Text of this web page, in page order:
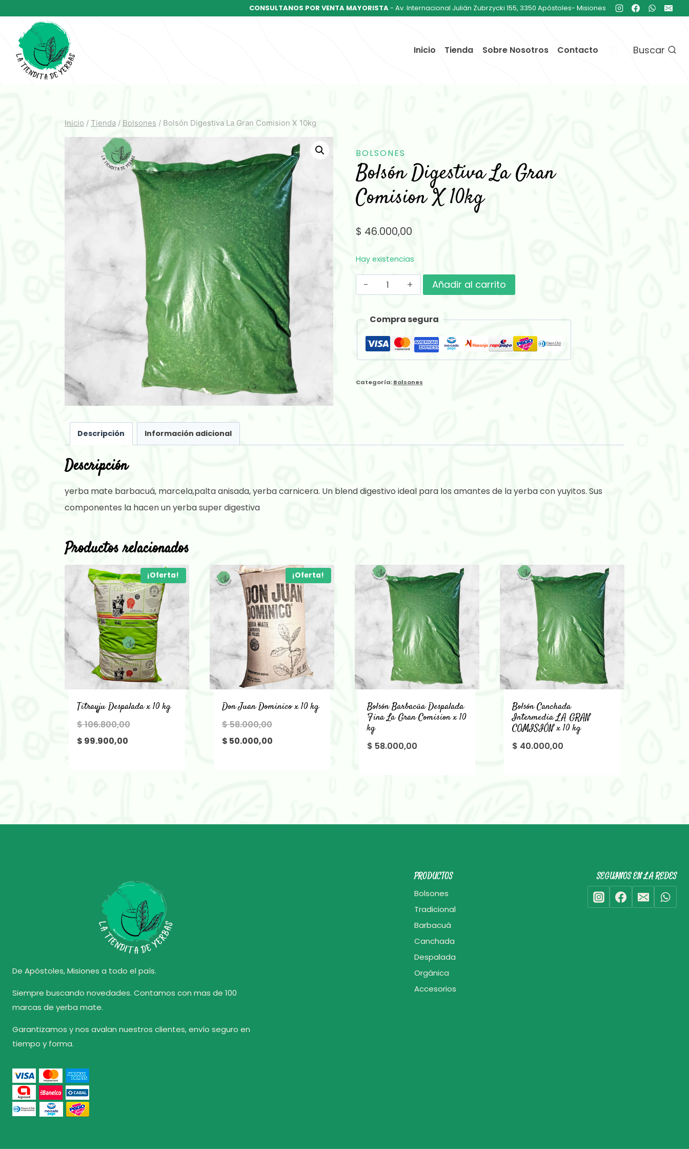
contenido
CONSULTANOS POR VENTA MAYORISTA- Av. Internacional Julián Zubrzycki 155, 3350 Apóstoles- Misiones
Inicio Tienda Sobre Nosotros Contacto Buscar
Inicio / Tienda / Bolsones / Bolsón Digestiva La Gran Comision X 10kg
BOLSONES
Bolsón Digestiva La Gran
Comision X 10kg
$ 46.000,00
Hay existencias
Bolsón
Digestiva
La
Comision
10kg
Añadir al carrito
Compra segura
Categoría:Bolsones
Descripción Información adicional
Descripción
yerba mate barbacuá, marcela,palta anisada, yerba carnicera. Un blend digestivo ideal para los amantes de la yerba con yuyitos. Sus
componentes la hacen un yerba super digestiva
Productos relacionados
¡Oferta!
Titrayju Despalada x 10 kg
$106.800,00El
$ 99.900,00
¡Oferta!
Don Juan Dominico x 10 kg
$58.000,00El
precio
$ 50.000,00
Bolsón Barbacúa Despalada
Fina La Gran Comision x 10
kg
$ 58.000,00
Bolsón Canchada
Intermedia LA GRAN
COMISIÓN x 10 kg
$ 40.000,00
De Apóstoles, Misiones a todo el país.
Siempre buscando novedades. Contamos con mas de 100
marcas de yerba mate.
Garantizamos y nos avalan nuestros clientes, envío seguro en
tiempo y forma.
PRODUCTOS
Bolsones
Tradicional
Barbacuá
Canchada
Despalada
Orgánica
Accesorios
SEGUINOS EN LA REDES